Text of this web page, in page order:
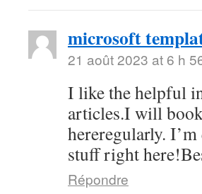
microsoft
21 août 2023 at 6 h
I like the helpful
articles.I will
hereregularly.
stuff right
Répondre